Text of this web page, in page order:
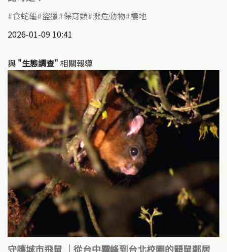
食蛇龜 盜獵 保育類 瀕危動物 棲地
2026-01-09 10:41
與 "生態調查" 相關報導
守護城市飛鼠 ｜從台中霧峰到台北校園的鼯鼠鄰居